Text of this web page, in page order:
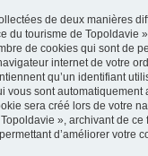
de deux manières
du tourisme de Topoldavie
de cookies qui sont de
internet de votre
qu’un identifiant
vous sont automatiquement
sera créé lors de votre
», archivant de ce
d’améliorer votre